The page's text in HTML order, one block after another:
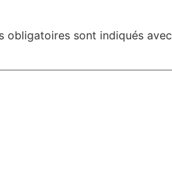
obligatoires sont indiqués avec